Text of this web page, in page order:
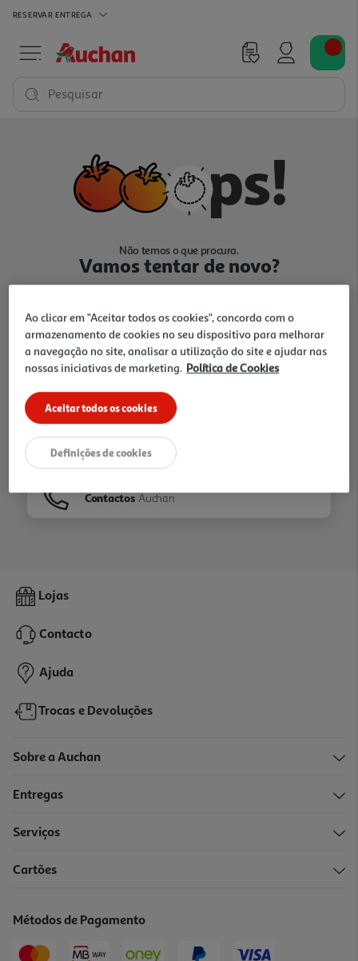
RESERVAR ENTREGA
Pesquisar
Não temos o que procura.
Vamos tentar de novo?
Ir para Homepage
Folhetos
Contactos Auchan
Lojas
Contacto
Ajuda
Trocas e Devoluções
Sobre a Auchan
Entregas
Serviços
Cartões
Métodos de Pagamento
Ao clicar em "Aceitar todos os cookies", concorda com o
armazenamento de cookies no seu dispositivo para melhorar
a navegação no site, analisar a utilização do site e ajudar nas
nossas iniciativas de marketing. Política de Cookies
Aceitar todos os cookies
Definições de cookies